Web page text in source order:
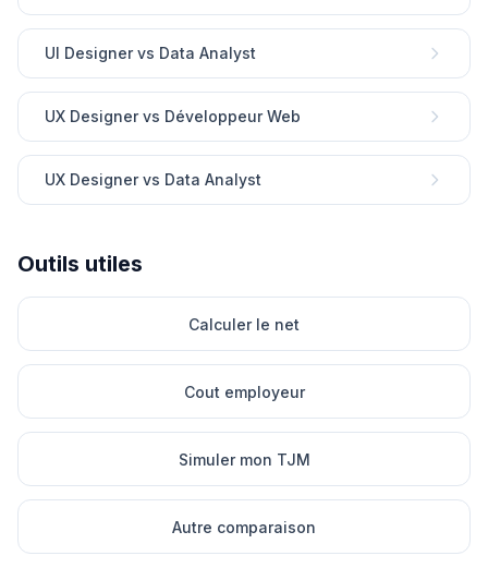
UI Designer vs Data Analyst
UX Designer vs Développeur Web
UX Designer vs Data Analyst
Outils utiles
Calculer le net
Cout employeur
Simuler mon TJM
Autre comparaison